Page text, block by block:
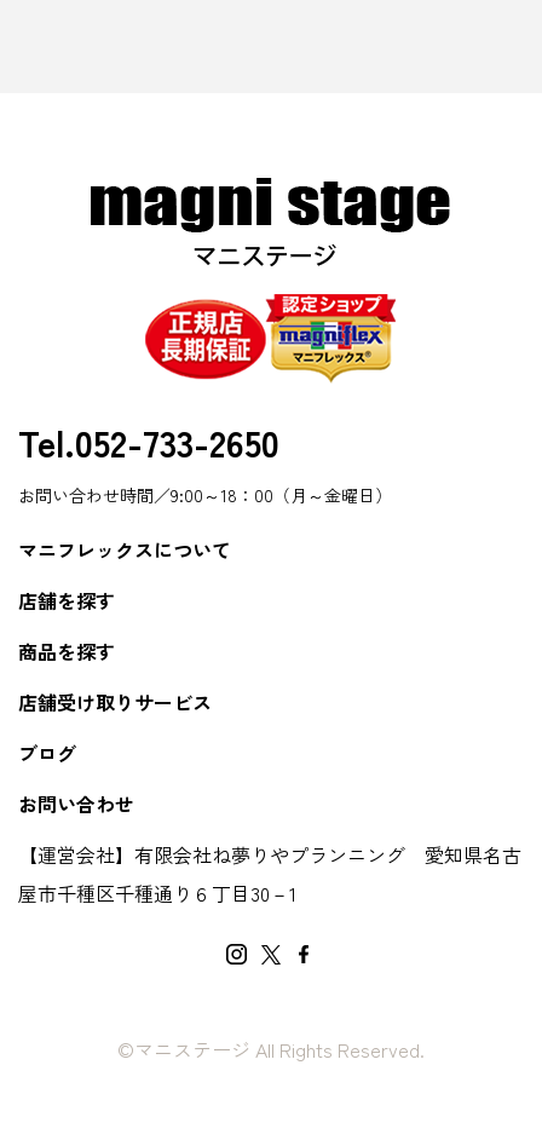
Tel.052-733-2650
お問い合わせ時間／9:00～18：00（月～金曜日）
マニフレックスについて
店舗を探す
商品を探す
店舗受け取りサービス
ブログ
お問い合わせ
【運営会社】有限会社ね夢りやプランニング 愛知県名古
屋市千種区千種通り６丁目30－1
©マニステージ All Rights Reserved.